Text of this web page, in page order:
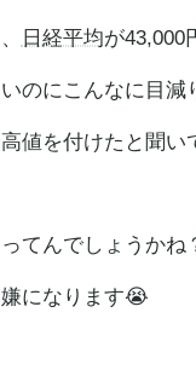
日経平均が43,000
のにこんなに目減
値を付けたと聞い
てんでしょうか
になります😭